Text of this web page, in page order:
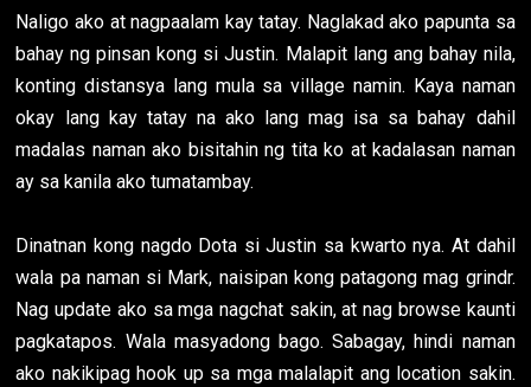
Naligo ako at nagpaalam kay tatay. Naglakad ako papunta sa
bahay ng pinsan kong si Justin. Malapit lang ang bahay nila,
konting distansya lang mula sa village namin. Kaya naman
okay lang kay tatay na ako lang mag isa sa bahay dahil
madalas naman ako bisitahin ng tita ko at kadalasan naman
ay sa kanila ako tumatambay.
Dinatnan kong nagdo Dota si Justin sa kwarto nya. At dahil
wala pa naman si Mark, naisipan kong patagong mag grindr.
Nag update ako sa mga nagchat sakin, at nag browse kaunti
pagkatapos. Wala masyadong bago. Sabagay, hindi naman
ako nakikipag hook up sa mga malalapit ang location sakin.